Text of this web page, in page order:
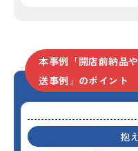
本事例「開店前納品
送事例」のポイント
抱